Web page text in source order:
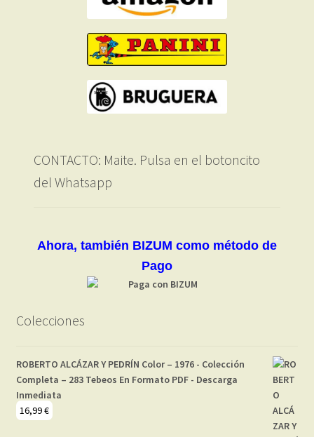
CONTACTO: Maite. Pulsa en el botoncito
del Whatsapp
Ahora, también BIZUM como método de
Pago
Colecciones
ROBERTO ALCÁZAR Y PEDRÍN Color – 1976 - Colección
Completa – 283 Tebeos En Formato PDF - Descarga
Inmediata
16,99€